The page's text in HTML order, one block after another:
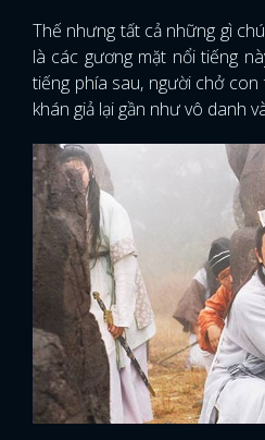
Thế nhưng tất cả những gì
là các gương mặt nổi tiếng
tiếng phía sau, người chở
khán giả lại gần như vô danh